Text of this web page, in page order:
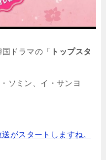
ドラマの「
トップスタ
ソミン、イ・サンヨ
がスタートしますね。